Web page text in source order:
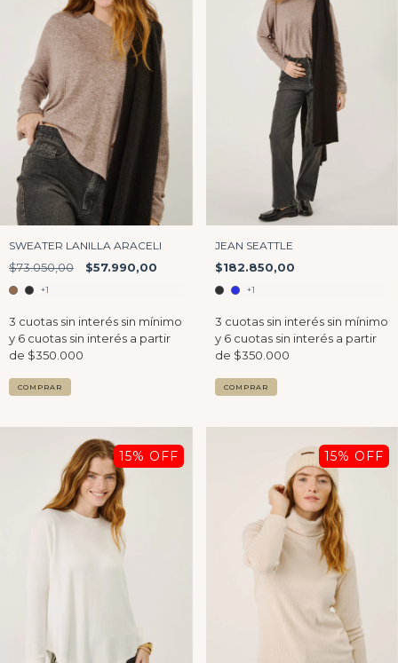
SWEATER LANILLA ARACELI
$73.050,00 $57.990,00
+1
COMPRAR
JEAN SEATTLE
$182.850,00
+1
COMPRAR
15% OFF 15% OFF